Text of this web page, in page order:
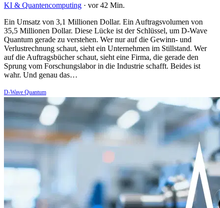
KI & Quantencomputing · vor 42 Min.
Ein Umsatz von 3,1 Millionen Dollar. Ein Auftragsvolumen von
35,5 Millionen Dollar. Diese Lücke ist der Schlüssel, um D-Wave
Quantum gerade zu verstehen. Wer nur auf die Gewinn- und
Verlustrechnung schaut, sieht ein Unternehmen im Stillstand. Wer
auf die Auftragsbücher schaut, sieht eine Firma, die gerade den
Sprung vom Forschungslabor in die Industrie schafft. Beides ist
wahr. Und genau das…
D-Wave Quantum